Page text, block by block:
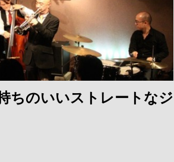
ちのいいストレートなジ